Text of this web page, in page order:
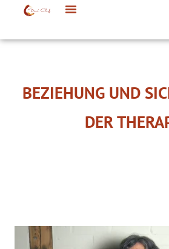
BEZIEHUNG UND
DER